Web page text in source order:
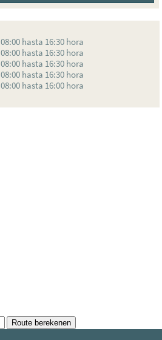
08:00 hasta 16:30 hora
08:00 hasta 16:30 hora
08:00 hasta 16:30 hora
08:00 hasta 16:30 hora
08:00 hasta 16:00 hora